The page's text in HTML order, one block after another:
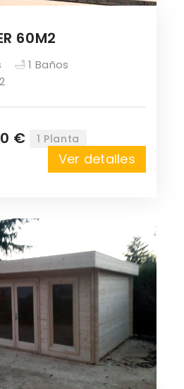
60M2
1 Baños
€ 1 Planta
Ver detalles